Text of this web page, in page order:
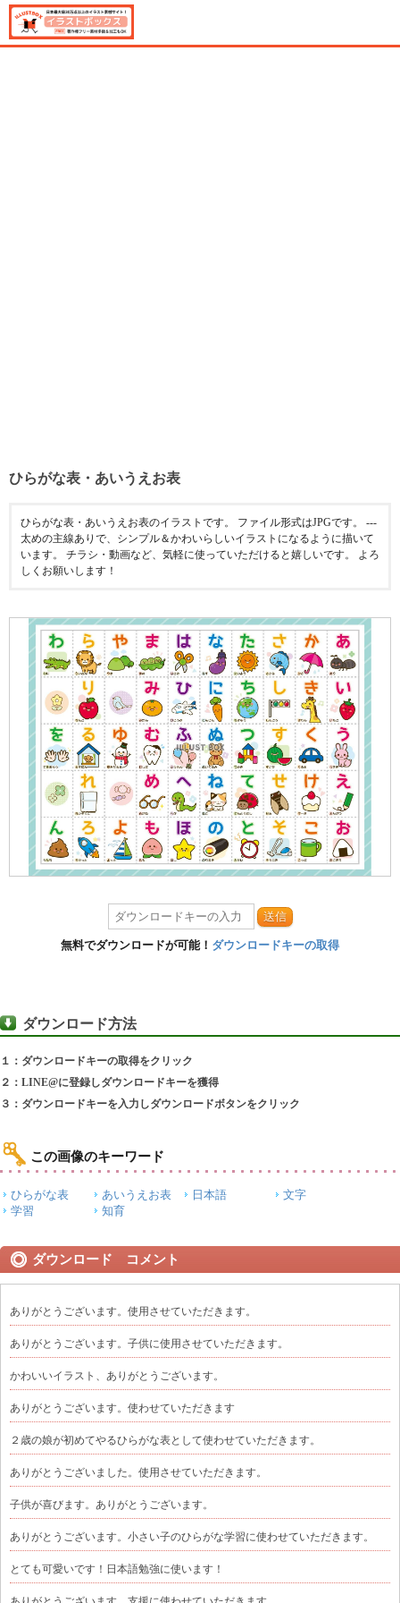
ひらがな表・あいうえお表
ひらがな表・あいうえお表のイラストです。 ファイル形式はJPGです。 ---
太めの主線ありで、シンプル＆かわいらしいイラストになるように描いて
います。 チラシ・動画など、気軽に使っていただけると嬉しいです。 よろ
しくお願いします！
送信
無料でダウンロードが可能！ ダウンロードキーの取得
ダウンロード方法
１：ダウンロードキーの取得をクリック
２：LINE@に登録しダウンロードキーを獲得
３：ダウンロードキーを入力しダウンロードボタンをクリック
この画像のキーワード
ひらがな表 あいうえお表 日本語
文字
学習
知育
ダウンロード コメント
ありがとうございます。使用させていただきます。
ありがとうございます。子供に使用させていただきます。
かわいいイラスト、ありがとうございます。
ありがとうございます。使わせていただきます
２歳の娘が初めてやるひらがな表として使わせていただきます。
ありがとうございました。使用させていただきます。
子供が喜びます。ありがとうございます。
ありがとうございます。小さい子のひらがな学習に使わせていただきます。
とても可愛いです！日本語勉強に使います！